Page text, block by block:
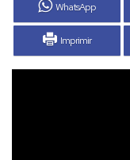
WhatsApp
Imprimir